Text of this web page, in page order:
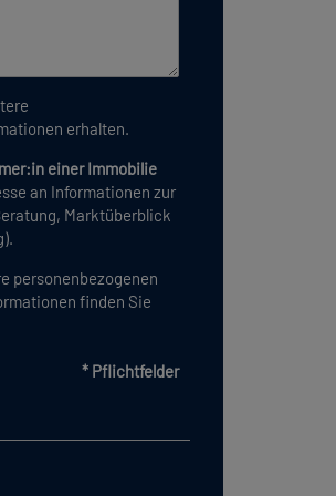
erhalten.
einer Immobilie
an Informationen zur
Marktüberblick
personenbezogenen
finden Sie
* Pflichtfelder